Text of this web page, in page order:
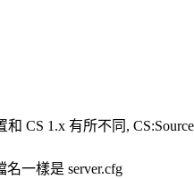
CS 1.x 有所不同,
名一樣是 server.cfg